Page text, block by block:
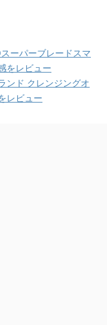
ーパーブレードスマ
をレビュー
ンド クレンジングオ
レビュー